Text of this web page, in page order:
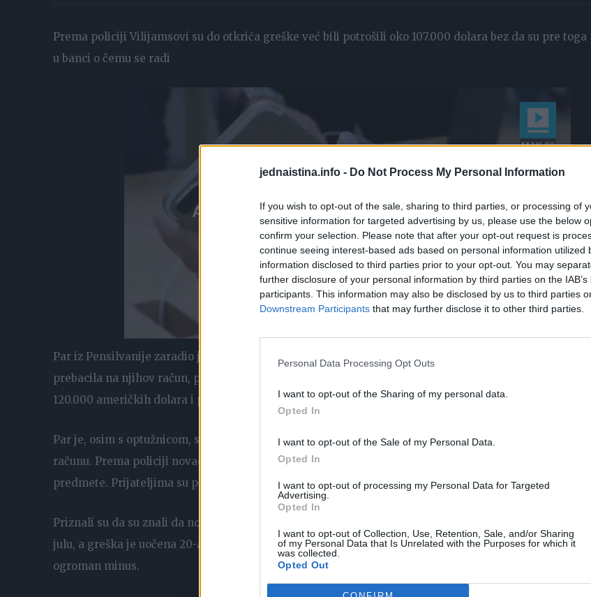
jednaistina.info - Do Not Process My Personal Information
If you wish to opt-out of the sale, sharing to third parties, or processing of
sensitive information for targeted advertising by us, please use the below
confirm your selection. Please note that after your opt-out request is
continue seeing interest-based ads based on personal information utilized
information disclosed to third parties prior to your opt-out. You may
further disclosure of your personal information by third parties on the
participants. This information may also be disclosed by us to third parties
Downstream Participants that may further disclose it to other third parties.
Personal Data Processing Opt Outs
I want to opt-out of the Sharing of my personal data.
Opted In
I want to opt-out of the Sale of my Personal Data.
Opted In
I want to opt-out of processing my Personal Data for Targeted
Advertising.
Opted In
I want to opt-out of Collection, Use, Retention, Sale, and/or Sharing
of my Personal Data that Is Unrelated with the Purposes for which it
was collected.
Opted Out
Prema policiji Vilijamsovi su do otkrića greške već bili potrošili oko 107.000 dolara bez da su pre
u banci o čemu se radi
Par iz Pensilvanije zaradio je optužnicu za krađu nakon što je potrošio hiljade dolara koje je banka
prebacila na njihov račun, prenosi BBC. Robert (36) i Tifani (35) Vilijams greškom banke su se obogatili
120.000 američkih dolara i potrošili gotovo sve.
Par je, osim s optužnicom, suočen i s više od 100.000 dolara naknade za prekoračenje dozvoljenog
računu. Prema policiji novac su potrošili na kupovinu terenaca, prikolice, trkaćeg automobila i druge
predmete. Prijateljima su podelili 15.000 dolara.
Priznali su da su znali da novac nije njihov. Novac je na njihov račun, umesto na račun investicijske
julu, a greška je uočena 20-ak dana kasnije te je novac skinut s njihova računa, a paru je nakon toga
ogroman minus.